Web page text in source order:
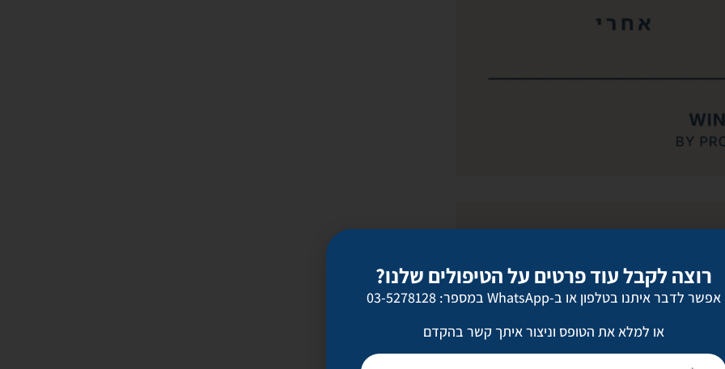
רוצה לקבל עוד פרטים על הטיפולים שלנו?
אפשר לדבר איתנו בטלפון או ב-WhatsApp במספר: 03-5278128
או למלא את הטופס וניצור איתך קשר בהקדם